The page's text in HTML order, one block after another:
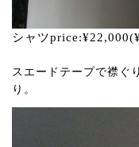
シャツ
スエードテープで襟ぐ
り。